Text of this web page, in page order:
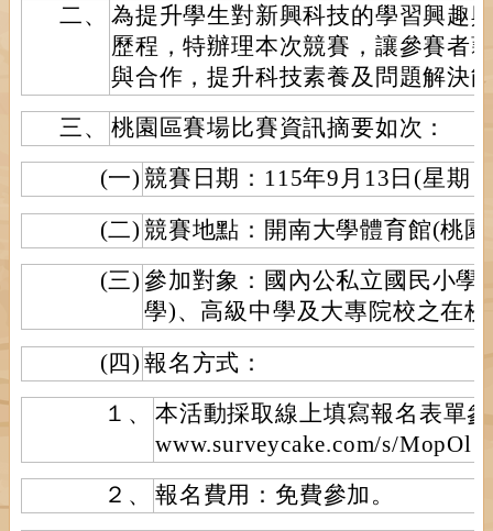
二、
為提升學生對新興科技的學習興趣
歷程，特辦理本次競賽，讓參賽者
與合作，提升科技素養及問題解決
三、
桃園區賽場比賽資訊摘要如次：
(一) 競賽日期：115年9月13日(星期
(二) 競賽地點：開南大學體育館(桃
(三) 參加對象：國內公私立國民小學
學)、高級中學及大專院校之在
(四) 報名方式：
１、
本活動採取線上填寫報名表單
www.surveycake.com/s/MopOl
２、
報名費用：免費參加。